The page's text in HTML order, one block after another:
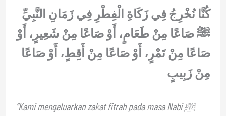
كُنَّا نُخْرِجُ فِي زَكَاةِ الْفِطْرِ فِي زَمَانِ النَّبِيِّ
ﷺ صَاعًا مِنْ طَعَامٍ، أَوْ صَاعًا مِنْ شَعِيرٍ، أَوْ
صَاعًا مِنْ تَمْرٍ، أَوْ صَاعًا مِنْ أَقِطٍ، أَوْ صَاعًا
مِنْ زَبِيبٍ
“Kami mengeluarkan zakat fitrah pada masa Nabi ﷺ